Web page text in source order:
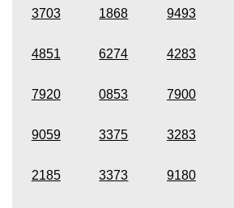
3703 1868 9493
4851 6274 4283
7920 0853 7900
9059 3375 3283
2185 3373 9180